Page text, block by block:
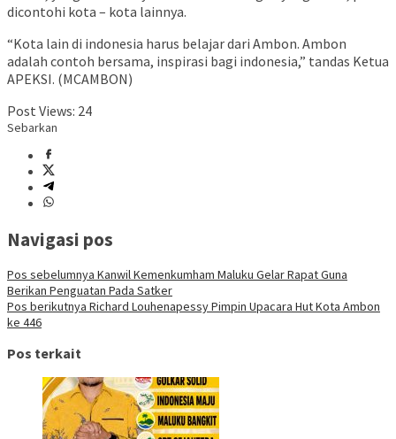
dicontohi kota – kota lainnya.
“Kota lain di indonesia harus belajar dari Ambon. Ambon
adalah contoh bersama, inspirasi bagi indonesia,” tandas Ketua
APEKSI. (MCAMBON)
Post Views: 24
Sebarkan
Navigasi pos
Pos sebelumnya Kanwil Kemenkumham Maluku Gelar Rapat Guna
Berikan Penguatan Pada Satker
Pos berikutnya Richard Louhenapessy Pimpin Upacara Hut Kota Ambon
ke 446
Pos terkait